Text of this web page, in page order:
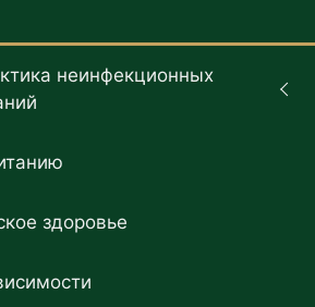
неинфекционных
здоровье